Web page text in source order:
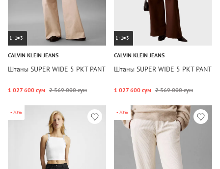
1+1=3
CALVIN KLEIN JEANS
Штаны SUPER WIDE 5 PKT PANT
1 027 600 сум 2 569 000 сум
1+1=3
CALVIN KLEIN JEANS
Штаны SUPER WIDE 5 PKT PANT
1 027 600 сум 2 569 000 сум
-70% -70%